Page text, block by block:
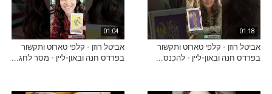
01:18
אביטל רוזן - קלפי טארוט ותקשור
בפרדס חנה ובאון-ליין - להכנס...
01:04
אביטל רוזן - קלפי טארוט ותקשור
בפרדס חנה ובאון-ליין - מסר לחג...